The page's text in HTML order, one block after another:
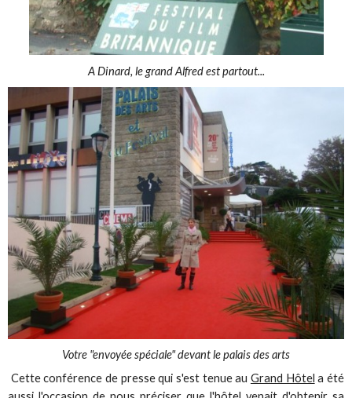
A Dinard, le grand Alfred est partout...
Votre "envoyée spéciale" devant le palais des arts
Cette conférence de presse qui s'est tenue au Grand Hôtel a été